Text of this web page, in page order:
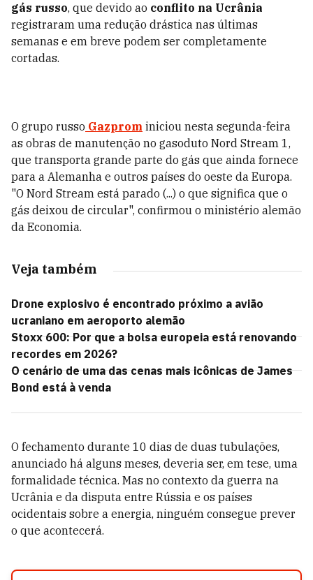
gás russo, que devido ao conflito na Ucrânia
registraram uma redução drástica nas últimas
semanas e em breve podem ser completamente
cortadas.
O grupo russo Gazprom iniciou nesta segunda-feira
as obras de manutenção no gasoduto Nord Stream 1,
que transporta grande parte do gás que ainda fornece
para a Alemanha e outros países do oeste da Europa.
"O Nord Stream está parado (...) o que significa que o
gás deixou de circular", confirmou o ministério alemão
da Economia.
Veja também
Drone explosivo é encontrado próximo a avião
ucraniano em aeroporto alemão
Stoxx 600: Por que a bolsa europeia está renovando
recordes em 2026?
O cenário de uma das cenas mais icônicas de James
Bond está à venda
O fechamento durante 10 dias de duas tubulações,
anunciado há alguns meses, deveria ser, em tese, uma
formalidade técnica. Mas no contexto da guerra na
Ucrânia e da disputa entre Rússia e os países
ocidentais sobre a energia, ninguém consegue prever
o que acontecerá.